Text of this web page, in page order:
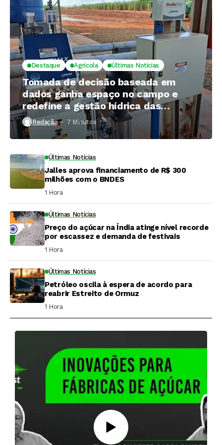
Destaque Agrícola Últimas Notícias
Tomada de decisão baseada em
dados ganha espaço no campo e
redefine a gestão hídrica das
propriedades rurais
Redação 7 Minutos ⁮
Últimas Notícias
Jalles aprova financiamento de R$ 300
milhões com o BNDES
1 Hora ⁮
Últimas Notícias
Preço do açúcar na Índia atinge nível recorde
por escassez e demanda de festivais
1 Hora ⁮
Últimas Notícias
Petróleo oscila à espera de acordo para
reabrir Estreito de Ormuz
1 Hora ⁮